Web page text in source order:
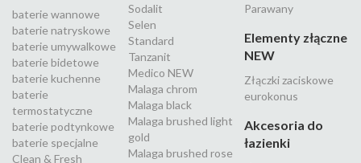
baterie wannowe
baterie natryskowe
baterie umywalkowe
baterie bidetowe
baterie kuchenne
baterie
termostatyczne
baterie podtynkowe
baterie specjalne
Clean & Fresh
Sodalit
Selen
Standard
Tanzanit
Medico NEW
Malaga chrom
Malaga black
Malaga brushed light
gold
Malaga brushed rose
Parawany
Elementy złączne
NEW
Złączki zaciskowe
eurokonus
Akcesoria do
łazienki